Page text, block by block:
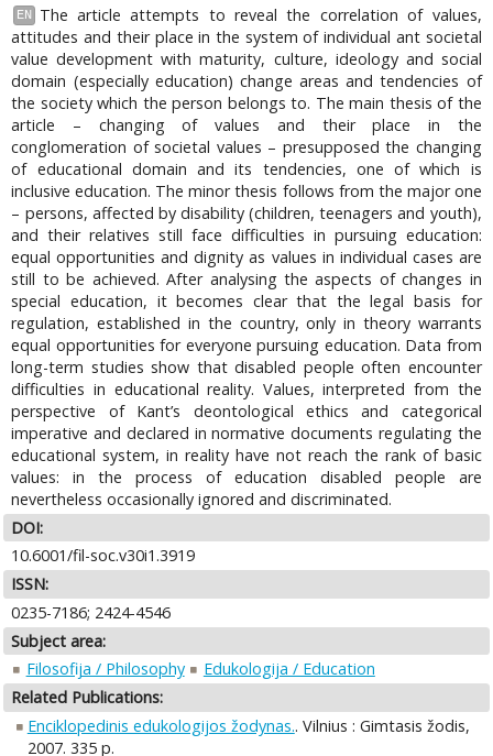
EN
The article attempts to reveal the correlation of values,
attitudes and their place in the system of individual ant societal
value development with maturity, culture, ideology and social
domain (especially education) change areas and tendencies of
the society which the person belongs to. The main thesis of the
article – changing of values and their place in the
conglomeration of societal values – presupposed the changing
of educational domain and its tendencies, one of which is
inclusive education. The minor thesis follows from the major one
– persons, affected by disability (children, teenagers and youth),
and their relatives still face difficulties in pursuing education:
equal opportunities and dignity as values in individual cases are
still to be achieved. After analysing the aspects of changes in
special education, it becomes clear that the legal basis for
regulation, established in the country, only in theory warrants
equal opportunities for everyone pursuing education. Data from
long-term studies show that disabled people often encounter
difficulties in educational reality. Values, interpreted from the
perspective of Kant’s deontological ethics and categorical
imperative and declared in normative documents regulating the
educational system, in reality have not reach the rank of basic
values: in the process of education disabled people are
nevertheless occasionally ignored and discriminated.
DOI:
10.6001/fil-soc.v30i1.3919
ISSN:
0235-7186; 2424-4546
Subject area:
Filosofija / Philosophy
Edukologija / Education
Related Publications:
Enciklopedinis edukologijos žodynas.. Vilnius : Gimtasis žodis,
2007. 335 p.